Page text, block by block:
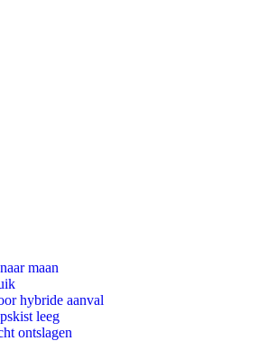
maan
hybride aanval
leeg
ontslagen